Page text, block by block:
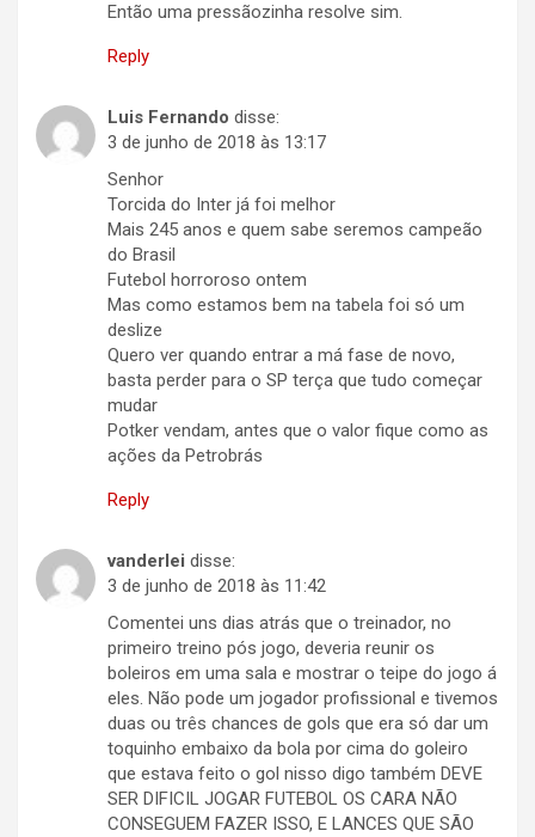
Então uma pressãozinha resolve sim.
Reply
Luis Fernando disse:
3 de junho de 2018 às 13:17
Senhor
Torcida do Inter já foi melhor
Mais 245 anos e quem sabe seremos campeão
do Brasil
Futebol horroroso ontem
Mas como estamos bem na tabela foi só um
deslize
Quero ver quando entrar a má fase de novo,
basta perder para o SP terça que tudo começar
mudar
Potker vendam, antes que o valor fique como as
ações da Petrobrás
Reply
vanderlei disse:
3 de junho de 2018 às 11:42
Comentei uns dias atrás que o treinador, no
primeiro treino pós jogo, deveria reunir os
boleiros em uma sala e mostrar o teipe do jogo á
eles. Não pode um jogador profissional e tivemos
duas ou três chances de gols que era só dar um
toquinho embaixo da bola por cima do goleiro
que estava feito o gol nisso digo também DEVE
SER DIFICIL JOGAR FUTEBOL OS CARA NÃO
CONSEGUEM FAZER ISSO, E LANCES QUE SÃO